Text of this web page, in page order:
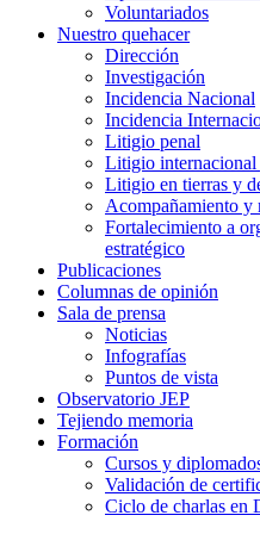
Voluntariados
Nuestro quehacer
Dirección
Investigación
Incidencia Nacional
Incidencia
Litigio penal
Litigio internacional
Litigio en tierras y
Acompañamiento y
Fortalecimiento a
estratégico
Publicaciones
Columnas de opinión
Sala de prensa
Noticias
Infografías
Puntos de vista
Observatorio JEP
Tejiendo memoria
Formación
Cursos y
Validación de
Ciclo de charlas en